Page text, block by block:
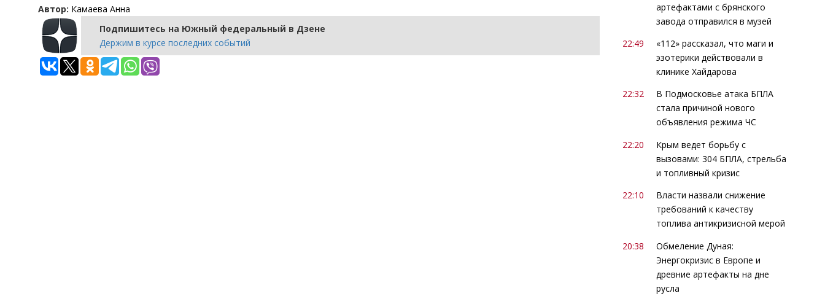
Автор: Камаева Анна
Подпишитесь на Южный федеральный в Дзене
Держим в курсе последних событий
артефактами с брянского
завода отправился в музей
22:49
«112» рассказал, что маги и
эзотерики действовали в
клинике Хайдарова
22:32
В Подмосковье атака БПЛА
стала причиной нового
объявления режима ЧС
22:20
Крым ведет борьбу с
вызовами: 304 БПЛА, стрельба
и топливный кризис
22:10
Власти назвали снижение
требований к качеству
топлива антикризисной мерой
20:38
Обмеление Дуная:
Энергокризис в Европе и
древние артефакты на дне
русла